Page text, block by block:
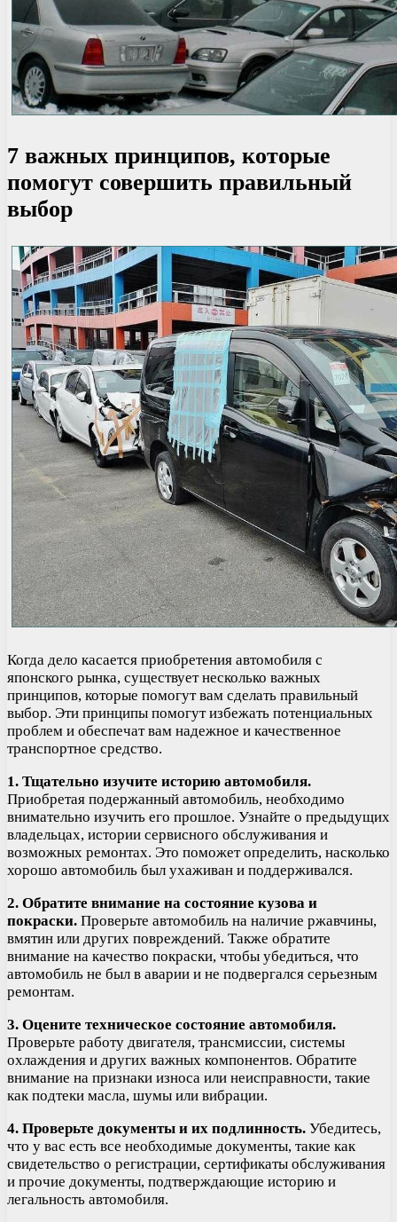
7 важных принципов, которые
помогут совершить правильный
выбор
Когда дело касается приобретения автомобиля с
японского рынка, существует несколько важных
принципов, которые помогут вам сделать правильный
выбор. Эти принципы помогут избежать потенциальных
проблем и обеспечат вам надежное и качественное
транспортное средство.
1. Тщательно изучите историю автомобиля.
Приобретая подержанный автомобиль, необходимо
внимательно изучить его прошлое. Узнайте о предыдущих
владельцах, истории сервисного обслуживания и
возможных ремонтах. Это поможет определить, насколько
хорошо автомобиль был ухаживан и поддерживался.
2. Обратите внимание на состояние кузова и
покраски. Проверьте автомобиль на наличие ржавчины,
вмятин или других повреждений. Также обратите
внимание на качество покраски, чтобы убедиться, что
автомобиль не был в аварии и не подвергался серьезным
ремонтам.
3. Оцените техническое состояние автомобиля.
Проверьте работу двигателя, трансмиссии, системы
охлаждения и других важных компонентов. Обратите
внимание на признаки износа или неисправности, такие
как подтеки масла, шумы или вибрации.
4. Проверьте документы и их подлинность. Убедитесь,
что у вас есть все необходимые документы, такие как
свидетельство о регистрации, сертификаты обслуживания
и прочие документы, подтверждающие историю и
легальность автомобиля.